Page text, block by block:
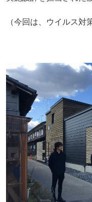
（今回は、ウイルス対